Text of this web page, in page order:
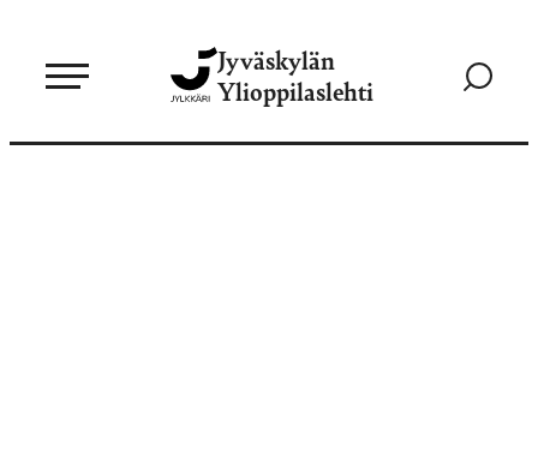
sisältöön
Jyväskylän
Ylioppilaslehti
Siirry